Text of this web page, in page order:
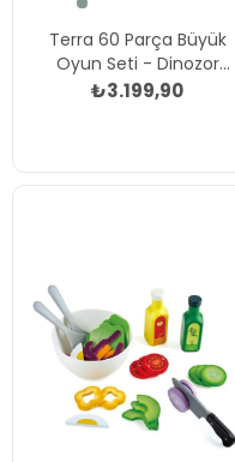
Terra 60 Parça Büyük
Oyun Seti - Dinozor
Dünyası Çok Renkli
₺3.199,90